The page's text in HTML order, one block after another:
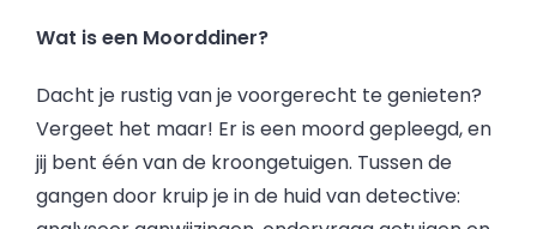
Wat is een Moorddiner?
Dacht je rustig van je voorgerecht te genieten?
Vergeet het maar! Er is een moord gepleegd, en
jij bent één van de kroongetuigen. Tussen de
gangen door kruip je in de huid van detective: